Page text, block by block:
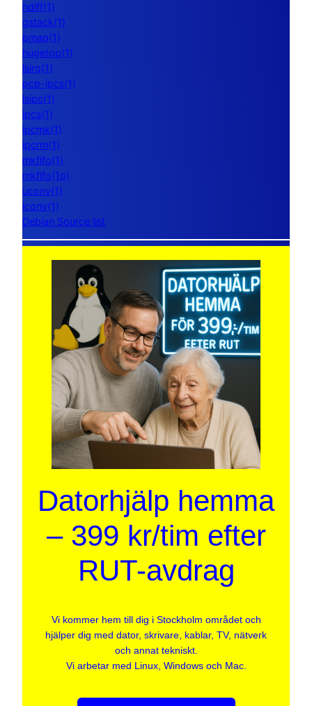
ndiff(1)
gstack(1)
pmap(1)
hugetop(1)
lsirq(1)
pcp-ipcs(1)
lsipc(1)
ipcs(1)
ipcmk(1)
ipcrm(1)
mkfifo(1)
mkfifo(1p)
uconv(1)
iconv(1)
Debian Source list
Datorhjälp hemma
– 399 kr/tim efter
RUT-avdrag
Vi kommer hem till dig i Stockholm området och
hjälper dig med dator, skrivare, kablar, TV, nätverk
och annat tekniskt.
Vi arbetar med Linux, Windows och Mac.